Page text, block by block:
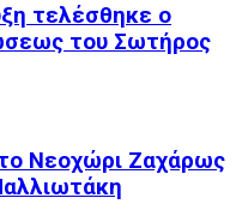
τελέσθηκε ο
του Σωτήρος
Νεοχώρι Ζαχάρως